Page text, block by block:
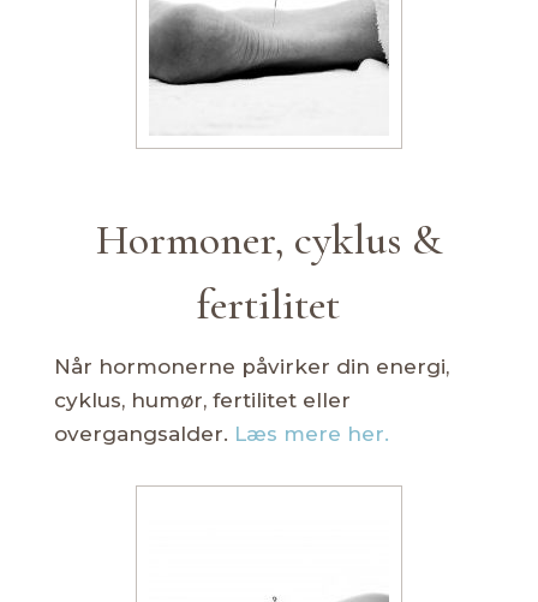
Hormoner, cyklus &
fertilitet
Når hormonerne påvirker din energi,
cyklus, humør, fertilitet eller
overgangsalder. Læs mere her.